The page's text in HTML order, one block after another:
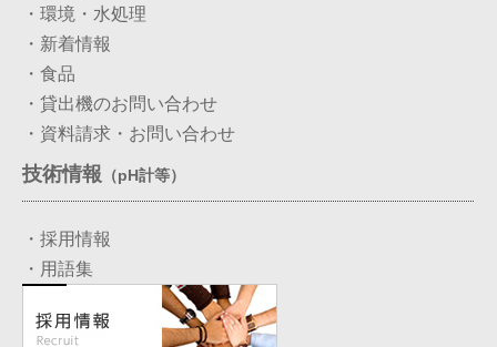
・環境・水処理
・新着情報
・食品
・貸出機のお問い合わせ
・資料請求・お問い合わせ
技術情報 （pH計等）
・採用情報
・用語集